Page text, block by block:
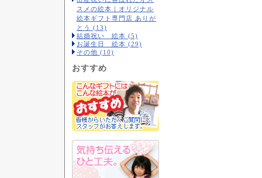
スメの絵本｜オリジナル
絵本ギフト専門店 ありが
とう (13)
結婚祝い 絵本 (5)
お誕生日 絵本 (29)
その他 (10)
おすすめ